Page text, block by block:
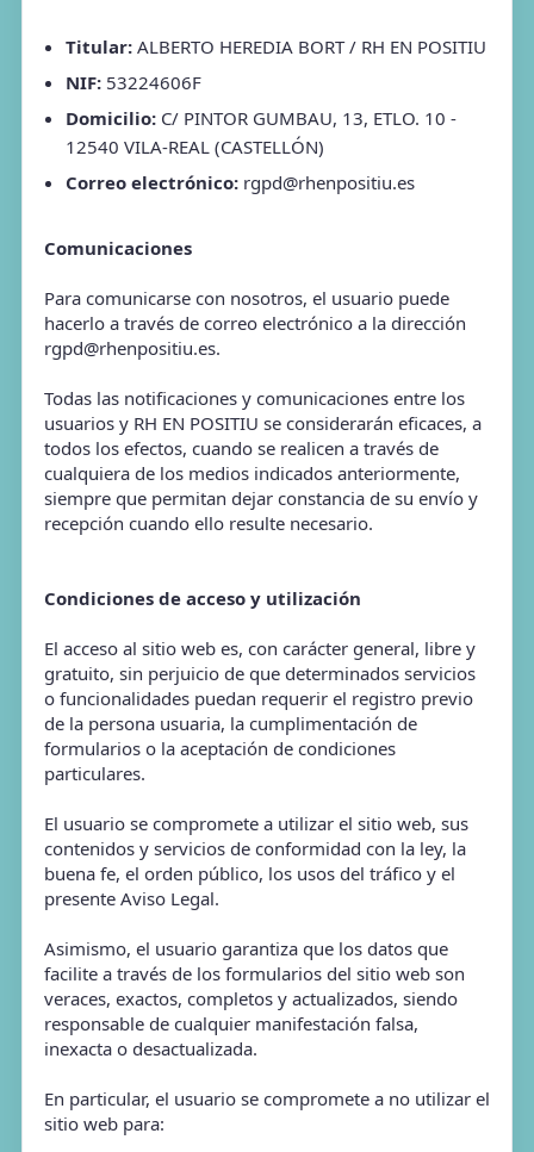
Titular: ALBERTO HEREDIA BORT / RH EN POSITIU
NIF: 53224606F
Domicilio: C/ PINTOR GUMBAU, 13, ETLO. 10 -
12540 VILA-REAL (CASTELLÓN)
Correo electrónico: rgpd@rhenpositiu.es
Comunicaciones
Para comunicarse con nosotros, el usuario puede
hacerlo a través de correo electrónico a la dirección
rgpd@rhenpositiu.es.
Todas las notificaciones y comunicaciones entre los
usuarios y RH EN POSITIU se considerarán eficaces, a
todos los efectos, cuando se realicen a través de
cualquiera de los medios indicados anteriormente,
siempre que permitan dejar constancia de su envío y
recepción cuando ello resulte necesario.
Condiciones de acceso y utilización
El acceso al sitio web es, con carácter general, libre y
gratuito, sin perjuicio de que determinados servicios
o funcionalidades puedan requerir el registro previo
de la persona usuaria, la cumplimentación de
formularios o la aceptación de condiciones
particulares.
El usuario se compromete a utilizar el sitio web, sus
contenidos y servicios de conformidad con la ley, la
buena fe, el orden público, los usos del tráfico y el
presente Aviso Legal.
Asimismo, el usuario garantiza que los datos que
facilite a través de los formularios del sitio web son
veraces, exactos, completos y actualizados, siendo
responsable de cualquier manifestación falsa,
inexacta o desactualizada.
En particular, el usuario se compromete a no utilizar el
sitio web para: